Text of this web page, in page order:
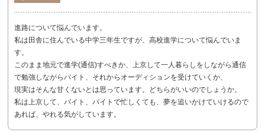
進路について悩んでいます。
私は田舎に住んでいる中学三年生ですが、高校進学について悩んでいま
す。
このまま地元で進学(通信)すべきか、上京して一人暮らしをしながら通信
で勉強しながらバイト、それからオーディションを受けていくか、
現実はそんな甘くないとは思っています。どちらがいいのでしょうか。
私は上京して、バイト、バイトで忙しくても、夢を追いかけていけるので
あれば、やれる気がしています。